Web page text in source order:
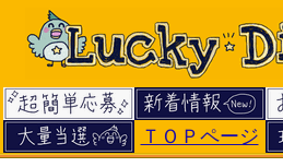
ＴＯＰページ